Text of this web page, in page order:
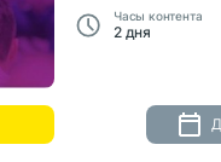
Часы контента
2 дня